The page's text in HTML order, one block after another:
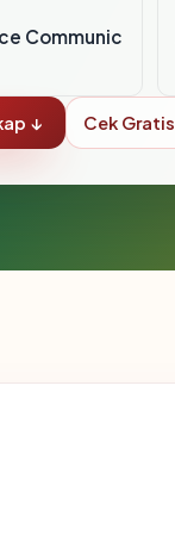
Communic
↓ Cek Gratis